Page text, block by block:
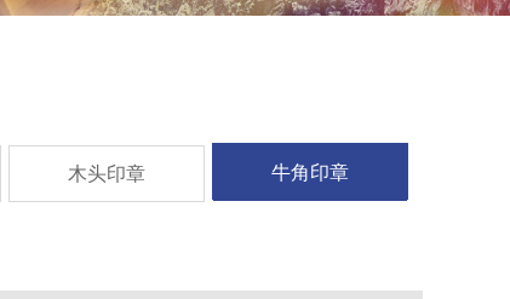
木头印章 牛角印章